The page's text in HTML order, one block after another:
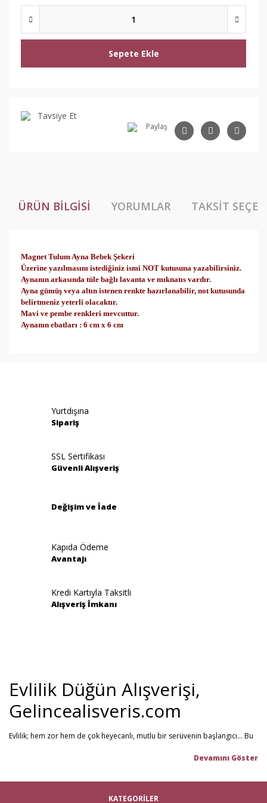
Sepete Ekle
Tavsiye Et
Paylaş
ÜRÜN BILGISI YORUMLAR TAKSIT
Magnet Tulum Ayna Bebek Şekeri
Üzerine yazılmasını istediğiniz ismi NOT kutusuna yazabilirsiniz.
Aynanın arkasında tüle bağlı lavanta ve mıknatıs vardır.
Ayna gümüş veya altın istenen renkte hazırlanabilir, not kutusunda
belirtmeniz yeterli olacaktır.
Mavi ve pembe renkleri mevcuttur.
Aynanın ebatları : 6 cm x 6 cm
Ürün resmi kalitesiz, bozuk veya görüntülenemiyor.
Ürün bilgilerinde hatalar bulunuyor.
Ürün fiyatı diğer sitelerden daha pahalı.
Yurtdışına
Sipariş
SSL Sertifikası
Güvenli Alışveriş
Değişim ve İade
Kapıda Ödeme
Avantajı
Kredi Kartıyla Taksitli
Alışveriş İmkanı
Evlilik Düğün Alışverişi,
Gelincealisveris.com
Evlilik; hem zor hem de çok heyecanlı, mutlu bir serüvenin başlangıcı... Bu
Gelince Alışveriş; 2013 senesinden beri hizmet veren ve müşteri
gelin hamamı,bekarlığa veda partisi
KATEGORİLER